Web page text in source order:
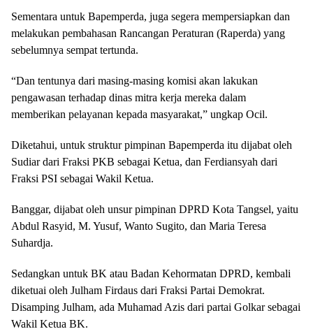
Sementara untuk Bapemperda, juga segera mempersiapkan dan
melakukan pembahasan Rancangan Peraturan (Raperda) yang
sebelumnya sempat tertunda.
“Dan tentunya dari masing-masing komisi akan lakukan
pengawasan terhadap dinas mitra kerja mereka dalam
memberikan pelayanan kepada masyarakat,” ungkap Ocil.
Diketahui, untuk struktur pimpinan Bapemperda itu dijabat oleh
Sudiar dari Fraksi PKB sebagai Ketua, dan Ferdiansyah dari
Fraksi PSI sebagai Wakil Ketua.
Banggar, dijabat oleh unsur pimpinan DPRD Kota Tangsel, yaitu
Abdul Rasyid, M. Yusuf, Wanto Sugito, dan Maria Teresa
Suhardja.
Sedangkan untuk BK atau Badan Kehormatan DPRD, kembali
diketuai oleh Julham Firdaus dari Fraksi Partai Demokrat.
Disamping Julham, ada Muhamad Azis dari partai Golkar sebagai
Wakil Ketua BK.